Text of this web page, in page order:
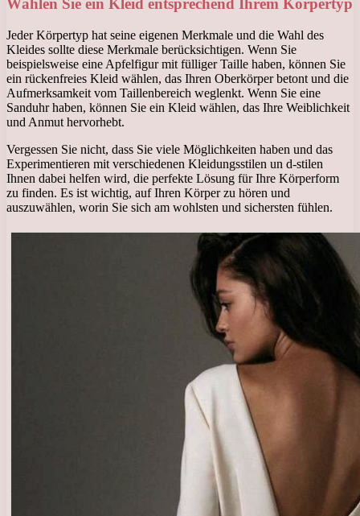
Wählen Sie ein Kleid entsprechend Ihrem Körpertyp
Jeder Körpertyp hat seine eigenen Merkmale und die Wahl des
Kleides sollte diese Merkmale berücksichtigen. Wenn Sie
beispielsweise eine Apfelfigur mit fülliger Taille haben, können Sie
ein rückenfreies Kleid wählen, das Ihren Oberkörper betont und die
Aufmerksamkeit vom Taillenbereich weglenkt. Wenn Sie eine
Sanduhr haben, können Sie ein Kleid wählen, das Ihre Weiblichkeit
und Anmut hervorhebt.
Vergessen Sie nicht, dass Sie viele Möglichkeiten haben und das
Experimentieren mit verschiedenen Kleidungsstilen un d-stilen
Ihnen dabei helfen wird, die perfekte Lösung für Ihre Körperform
zu finden. Es ist wichtig, auf Ihren Körper zu hören und
auszuwählen, worin Sie sich am wohlsten und sichersten fühlen.